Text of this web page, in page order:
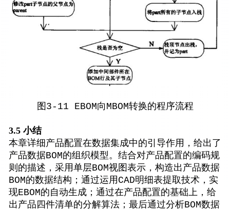
图3-11 EBOM向MBOM转换的程序流程
3.5 小结
本章详细产品配置在数据集成中的引导作用，给出了
产品数据BOM的组织模型。结合对产品配置的编码规
则的描述，采用单层BOM视图表示，构造出产品数据
BOM的数据结构；通过运用CAD明细表提取技术，实
现EBOM的自动生成；通过在产品配置的基础上，给
出产品四件清单的分解算法；最后通过分析BOM数据